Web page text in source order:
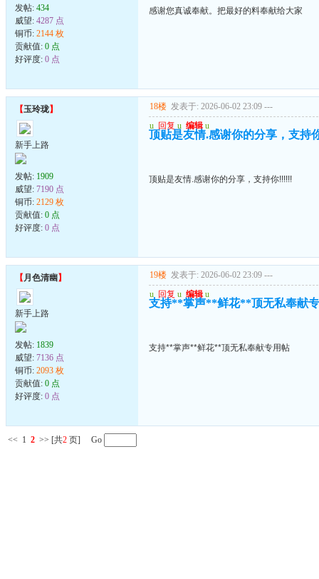
发帖: 434
威望: 4287 点
铜币: 2144 枚
贡献值: 0 点
好评度: 0 点
感谢您真诚奉献。把最好的料奉献给大家
【玉玲珑】
新手上路
发帖: 1909
威望: 7190 点
铜币: 2129 枚
贡献值: 0 点
好评度: 0 点
18楼 发表于: 2026-06-02 23:09 ---
u 回复 u 编辑 u
顶贴是友情.感谢你的分享，支持
顶贴是友情.感谢你的分享，支持你!!!!!!
【月色清幽 】
新手上路
发帖: 1839
威望: 7136 点
铜币: 2093 枚
贡献值: 0 点
好评度: 0 点
19楼 发表于: 2026-06-02 23:09 ---
u 回复 u 编辑 u
支持**掌声**鲜花**顶无私奉献
支持**掌声**鲜花**顶无私奉献专用帖
<< 1 2 >> [共2 页] Go